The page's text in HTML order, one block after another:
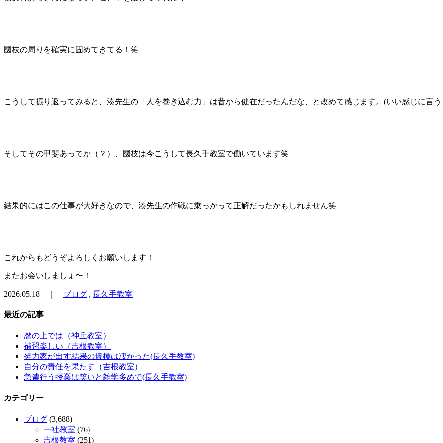
國枝の周りを確実に固めてきてる！笑
こうして振り返ってみると、湊先生の「人を巻き込む力」は昔から健在だったんだな、と改めて感じます。(いい感じに言う
そしてその甲斐あってか（？）、國枝は今こうして長久手教室で働いています笑
結果的にはこの仕事が大好きなので、湊先生の作戦に乗っかって正解だったかもしれません笑
これからもどうぞよろしくお願いします！
またお会いしましょ〜！
2026.05.18 ｜ ブログ , 長久手教室
最近の記事
暦の上では（神丘教室）
補習楽しい（吉根教室）
努力家が出す結果の規模は凄かった(長久手教室)
自分の責任を果たす（吉根教室）
急遽行う授業は笑いと雑学多めで(長久手教室)
カテゴリー
ブログ (3,688)
一社教室 (76)
吉根教室 (251)